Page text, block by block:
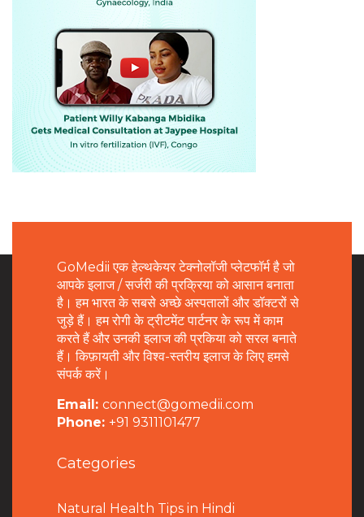
GoMedii एक हेल्थकेयर टेक्नोलॉजी प्लेटफॉर्म है जो
आपके इलाज / सर्जरी की प्रक्रिया को आसान बनाता
है। हम भारत के सबसे अच्छे अस्पतालों और डॉक्टरों से
जुड़े हैं। हम रोगी के ट्रीटमेंट पार्टनर के रूप में काम
करते हैं और उनकी इलाज की प्रकिया को सरल बनाते
हैं। किफ़ायती और विश्व-स्तरीय इलाज के लिए हमसे
संपर्क करें।
Email: connect@gomedii.com
Phone: +91 9311101477
Categories
Natural Health Tips in Hindi